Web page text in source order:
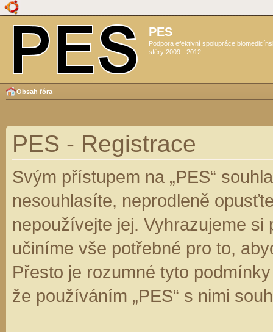
PES
Podpora efektivní spolupráce
sféry 2009 - 2012
Obsah fóra
PES - Registrace
Svým přístupem na „PES“
nesouhlasíte, neprodleně
nepoužívejte jej. Vyhrazujeme
učiníme vše potřebné pro to,
Přesto je rozumné tyto
že používáním „PES“ s nimi